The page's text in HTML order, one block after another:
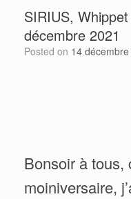
SIRIUS,
décembre 2021
Posted on 14 décembre
Bonsoir à tous,
moiniversaire,